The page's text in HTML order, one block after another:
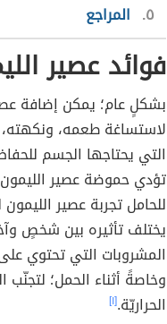
٥ المراجع
فوائد عصير
بشكلٍ عام؛ يمكن إضافة
لاستساغة طعمه،
التي يحتاجها الجسم
تؤدي حموضة عصير
للحامل تجربة عصير
يختلف تأثيره بين شخصٍ
المشروبات التي تحتوي
وخاصةً أثناء الحمل؛
الحراريّة.[١]